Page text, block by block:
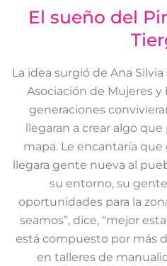
El sueño del
La idea surgió de Ana
Asociación de Mujeres
generaciones
llegaran a crear algo
mapa. Le encantaría que
llegara gente nueva al
su entorno, su
oportunidades para la
seamos”, dice, “mejor
está compuesto por más
en talleres de